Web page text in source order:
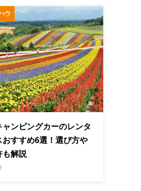
ウ
ンピングカーのレンタ
すすめ6選！選び方や
も解説